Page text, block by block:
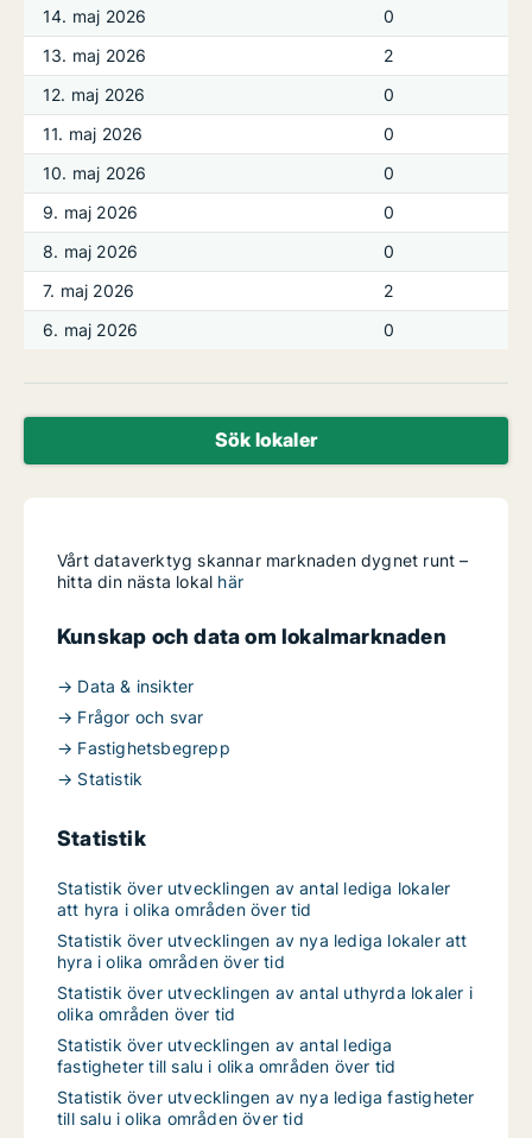
14. maj 2026
0
13. maj 2026
2
12. maj 2026
0
11. maj 2026
0
10. maj 2026
0
9. maj 2026
0
8. maj 2026
0
7. maj 2026
2
6. maj 2026
0
Sök lokaler
Vårt dataverktyg skannar marknaden dygnet runt –
hitta din nästa lokal här
Kunskap och data om lokalmarknaden
→ Data & insikter
→ Frågor och svar
→ Fastighetsbegrepp
→ Statistik
Statistik
Statistik över utvecklingen av antal lediga lokaler
att hyra i olika områden över tid
Statistik över utvecklingen av nya lediga lokaler att
hyra i olika områden över tid
Statistik över utvecklingen av antal uthyrda lokaler i
olika områden över tid
Statistik över utvecklingen av antal lediga
fastigheter till salu i olika områden över tid
Statistik över utvecklingen av nya lediga fastigheter
till salu i olika områden över tid